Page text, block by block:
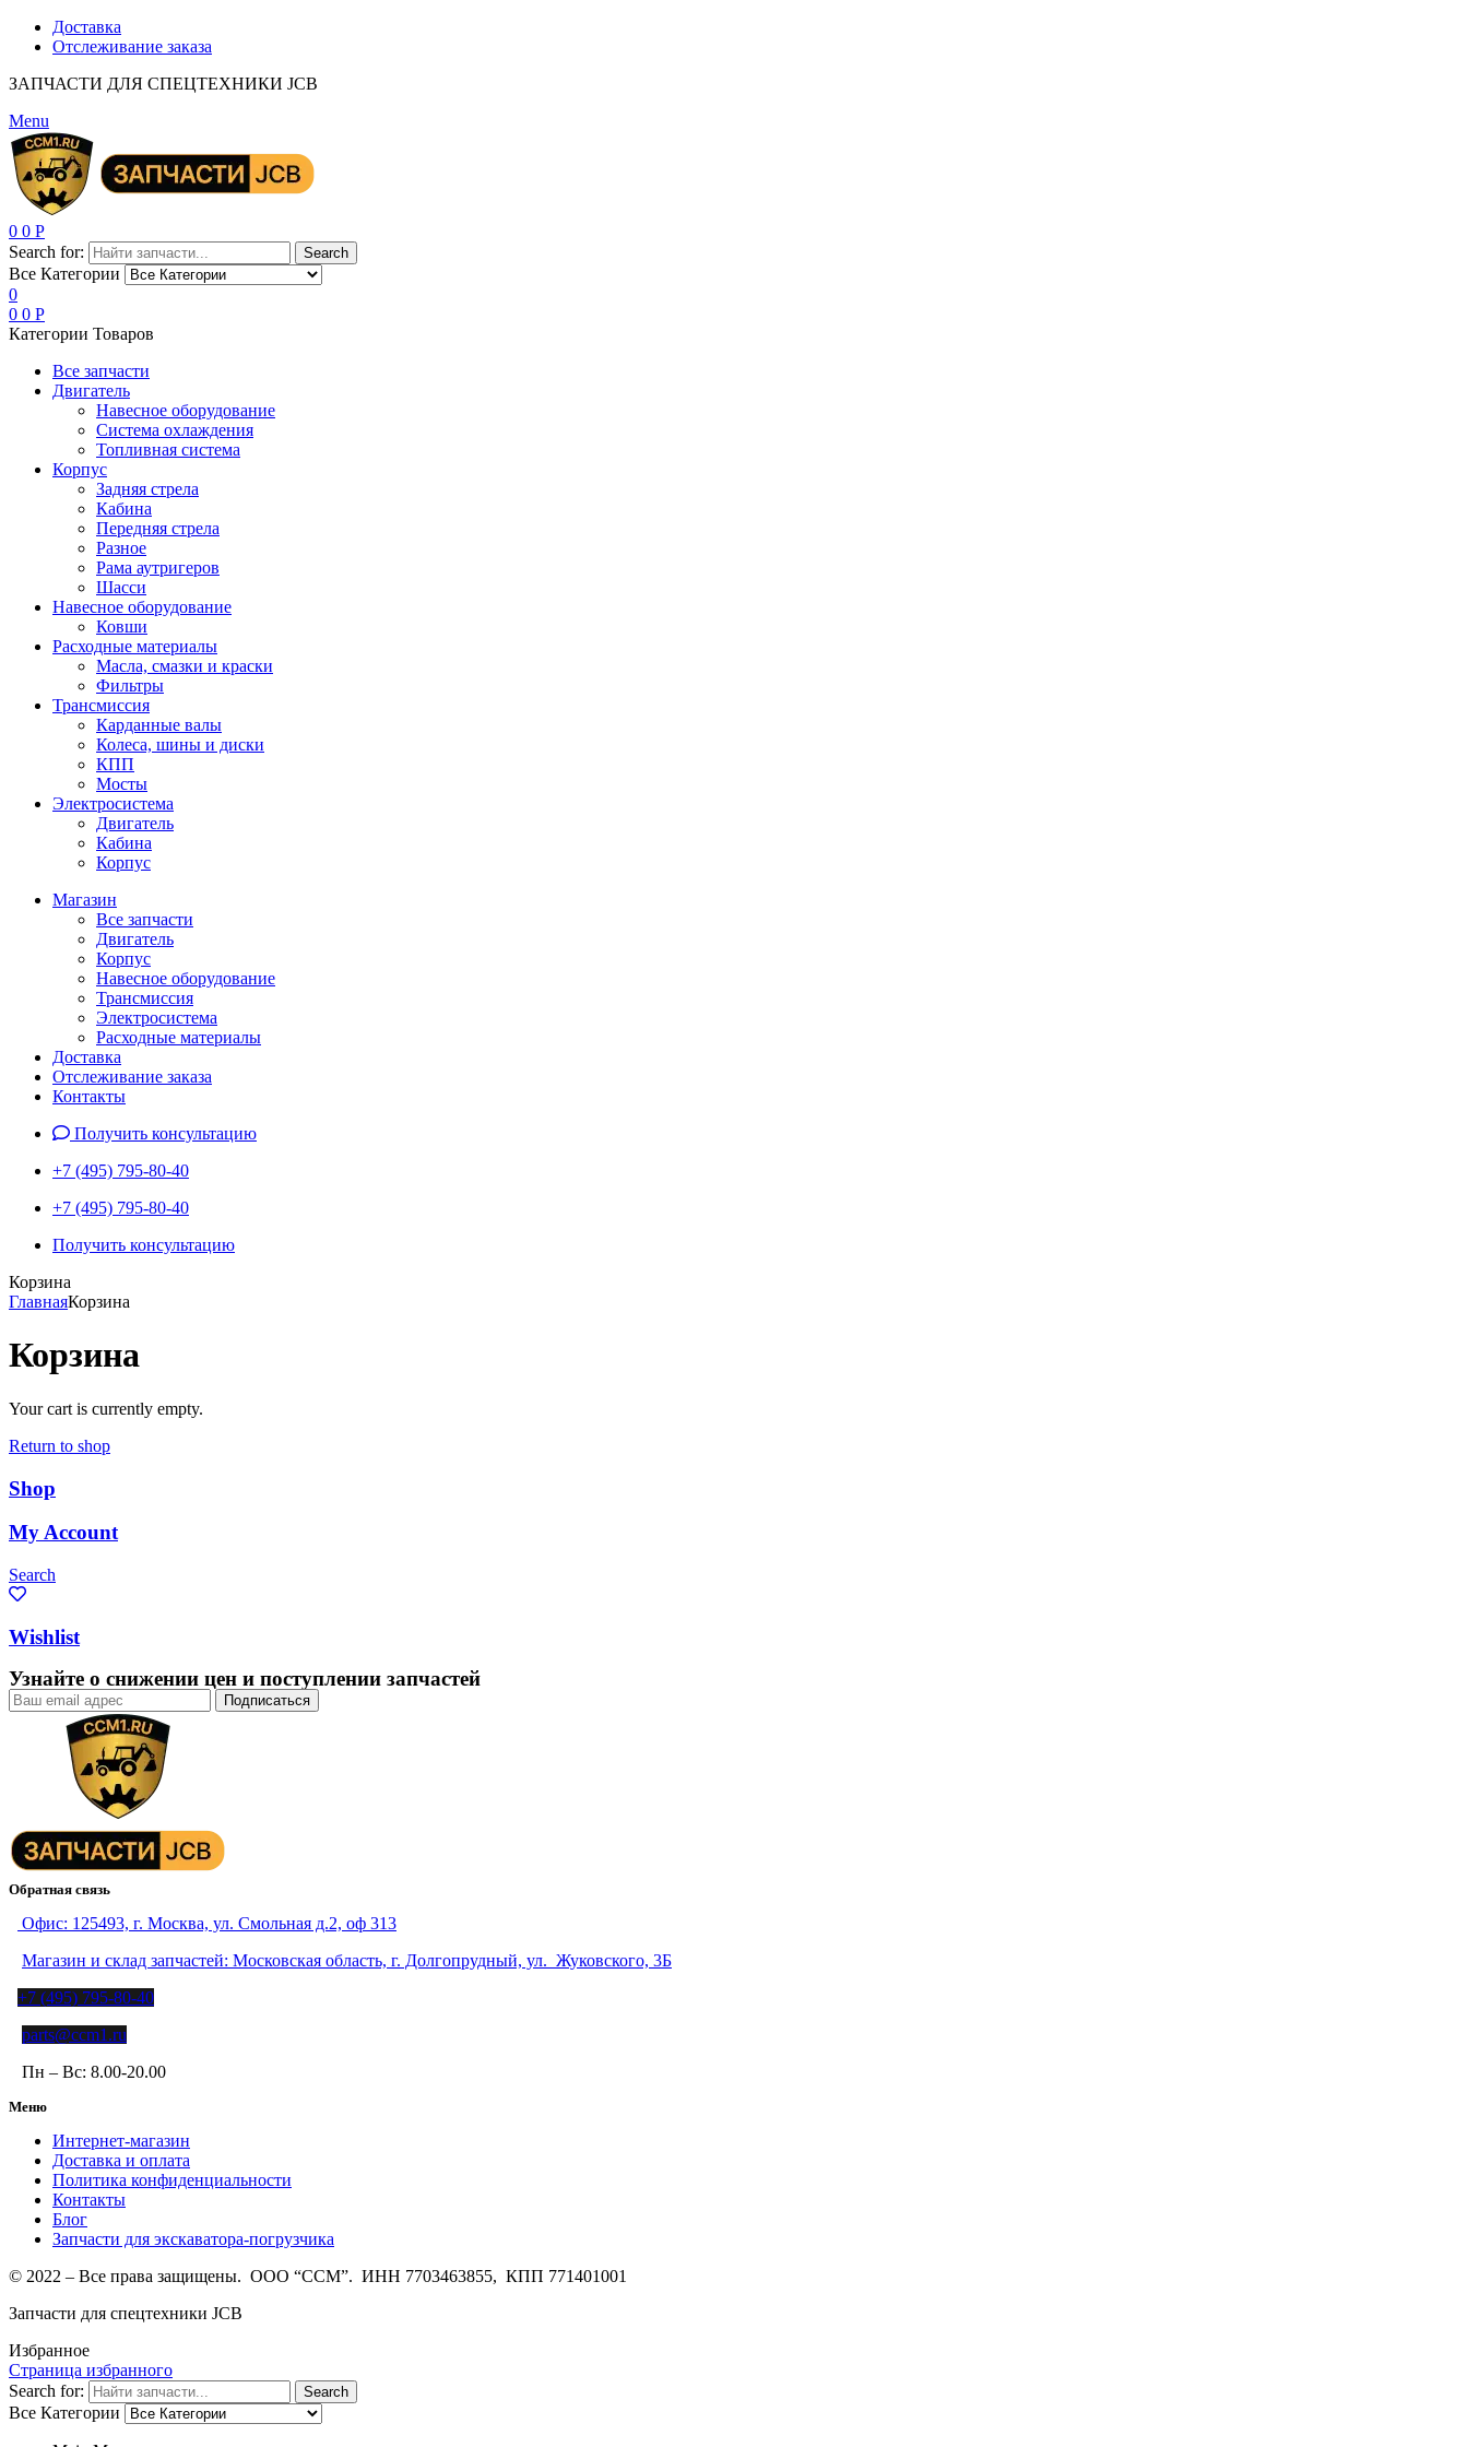
Доставка
Отслеживание заказа
ЗАПЧАСТИ ДЛЯ СПЕЦТЕХНИКИ JCB
Menu
0 0 Р
Search for:
Search
Все Категории
0
0 0 Р
Категории Товаров
Все запчасти
Двигатель
Навесное оборудование
Система охлаждения
Топливная система
Корпус
Задняя стрела
Кабина
Передняя стрела
Разное
Рама аутригеров
Шасси
Навесное оборудование
Ковши
Расходные материалы
Масла, смазки и краски
Фильтры
Трансмиссия
Карданные валы
Колеса, шины и диски
КПП
Мосты
Электросистема
Двигатель
Кабина
Корпус
Магазин
Все запчасти
Двигатель
Корпус
Навесное оборудование
Трансмиссия
Электросистема
Расходные материалы
Доставка
Отслеживание заказа
Контакты
Получить консультацию
+7 (495) 795-80-40
+7 (495) 795-80-40
Получить консультацию
Корзина
ГлавнаяКорзина
Корзина
Your cart is currently empty.
Return to shop
Shop
My Account
Search
Wishlist
Узнайте о снижении цен и поступлении запчастей
Обратная связь
Офис: 125493, г. Москва, ул. Смольная д.2, оф 313
Магазин и склад запчастей: Московская область, г. Долгопрудный, ул. Жуковского, 3Б
+7 (495) 795-80-40
parts@ccm1.ru
Пн – Вс: 8.00-20.00
Меню
Интернет-магазин
Доставка и оплата
Политика конфиденциальности
Контакты
Блог
Запчасти для экскаватора-погрузчика
© 2022 – Все права защищены. ООО “ССМ”. ИНН 7703463855, КПП 771401001
Запчасти для спецтехники JCB
Избранное
Страница избранного
Search for:
Search
Все Категории